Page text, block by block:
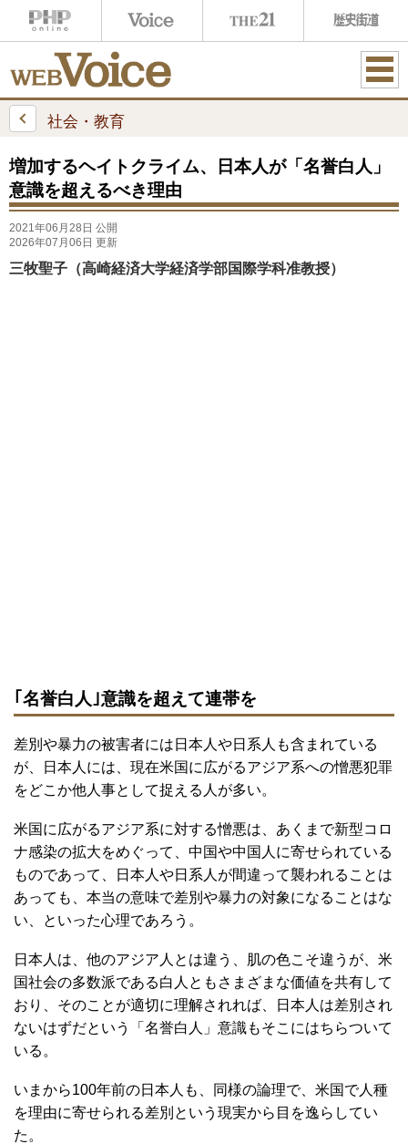
ME
社会・教育
増加するヘイトクライム、日本人が「名誉白人」
意識を超えるべき理由
2021年06月28日 公開
2026年07月06日 更新
三牧聖子（高崎経済大学経済学部国際学科准教授）
｢名誉白人｣意識を超えて連帯を
差別や暴力の被害者には日本人や日系人も含まれている
が、日本人には、現在米国に広がるアジア系への憎悪犯罪
をどこか他人事として捉える人が多い。
米国に広がるアジア系に対する憎悪は、あくまで新型コロ
ナ感染の拡大をめぐって、中国や中国人に寄せられている
ものであって、日本人や日系人が間違って襲われることは
あっても、本当の意味で差別や暴力の対象になることはな
い、といった心理であろう。
日本人は、他のアジア人とは違う、肌の色こそ違うが、米
国社会の多数派である白人ともさまざまな価値を共有して
おり、そのことが適切に理解されれば、日本人は差別され
ないはずだという「名誉白人」意識もそこにはちらついて
いる。
いまから100年前の日本人も、同様の論理で、米国で人種
を理由に寄せられる差別という現実から目を逸らしてい
た。